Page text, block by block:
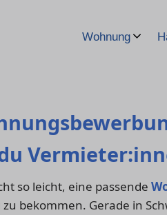
Wohnung
so leicht, eine passende
bekommen. Gerade in